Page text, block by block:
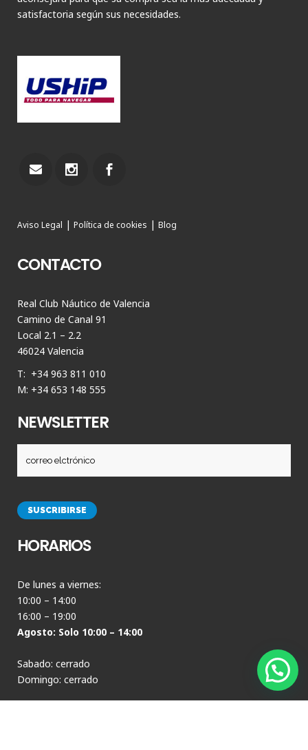
satisfactoria según sus necesidades.
Aviso Legal | Política de cookies | Blog
CONTACTO
Real Club Náutico de Valencia
Camino de Canal 91
Local 2.1 – 2.2
46024 Valencia
T: +34 963 811 010
M: +34 653 148 555
NEWSLETTER
HORARIOS
De lunes a viernes:
10:00 – 14:00
16:00 – 19:00
Agosto: Solo 10:00 – 14:00
Sabado: cerrado
Domingo: cerrado